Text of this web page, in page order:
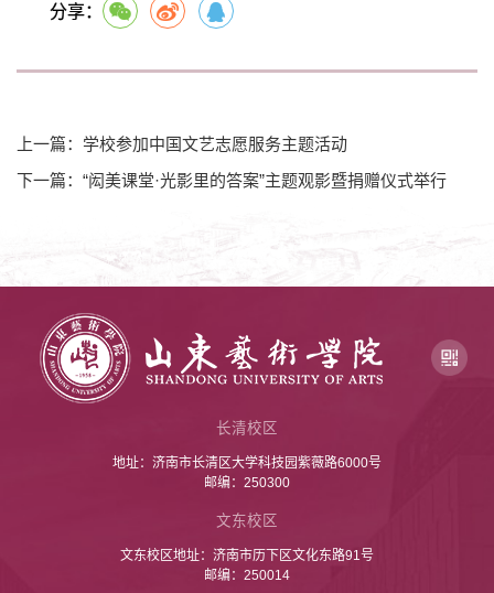
分享：
上一篇：学校参加中国文艺志愿服务主题活动
下一篇：“闳美课堂·光影里的答案”主题观影暨捐赠仪式举行
长清校区
地址：济南市长清区大学科技园紫薇路6000号
邮编：250300
文东校区
文东校区地址：济南市历下区文化东路91号
邮编：250014